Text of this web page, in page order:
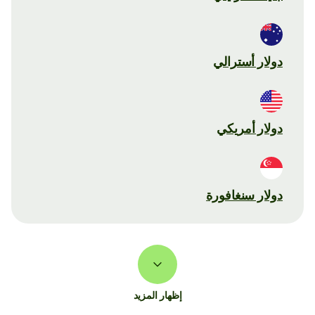
دولار أسترالي
دولار أمريكي
دولار سنغافورة
إظهار المزيد